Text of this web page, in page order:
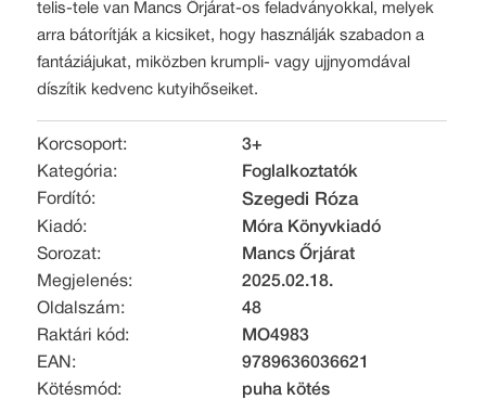
telis-tele van Mancs Őrjárat-os feladványokkal, melyek
arra bátorítják a kicsiket, hogy használják szabadon a
fantáziájukat, miközben krumpli- vagy ujjnyomdával
díszítik kedvenc kutyihőseiket.
Korcsoport:
3+
Kategória:
Foglalkoztatók
Fordító:
Szegedi Róza
Kiadó:
Móra Könyvkiadó
Sorozat:
Mancs Őrjárat
Megjelenés:
2025.02.18.
Oldalszám:
48
Raktári kód:
MO4983
EAN:
9789636036621
Kötésmód:
puha kötés